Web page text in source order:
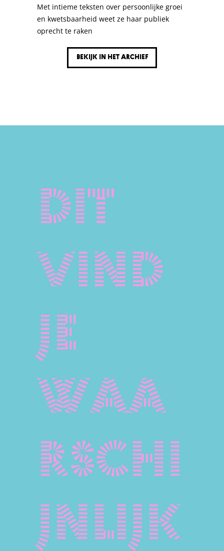
Met intieme teksten over persoonlijke groei
en kwetsbaarheid weet ze haar publiek
oprecht te raken
Bekijk in het archief
Dit
vind
je
waa
rschi
jnlijk